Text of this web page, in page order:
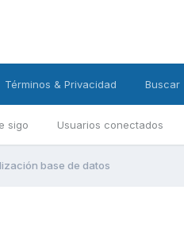
sigo Usuarios conectados
Términos & Privacidad Buscar
base de datos